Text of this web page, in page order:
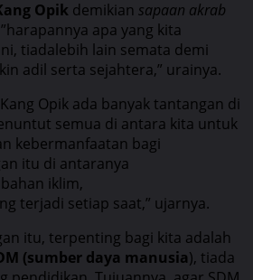
Opik demikian sapaan akrab
apa yang kita
tiadalebih lain semata demi
adil serta sejahtera,” urainya.
Opik ada banyak tantangan di
semua di antara kita untuk
kebermanfaatan bagi
itu di antaranya
iklim,
terjadi setiap saat,” ujarnya.
itu, terpenting bagi kita adalah
(sumber daya manusia), tiada